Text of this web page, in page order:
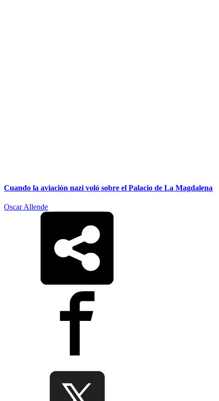
Cuando la aviación nazi voló sobre el Palacio de La Magdalena
Oscar Allende